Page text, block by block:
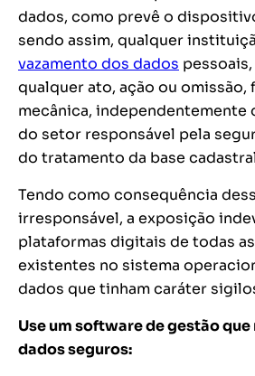
dados, como prevê o
sendo assim, qualquer
vazamento dos dados
qualquer ato, ação ou omissão,
mecânica, independentemente
do setor responsável pela
do tratamento da base
Tendo como consequência
irresponsável, a exposição
plataformas digitais de todas
existentes no sistema
dados que tinham caráter
Use um software de gestão
dados seguros: